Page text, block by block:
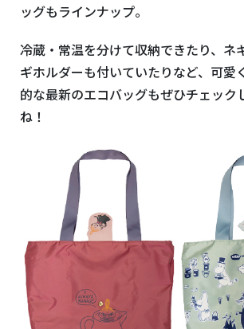
ッグもラインナップ。
冷蔵・常温を分けて収納できたり、ネ
ギホルダーも付いていたりなど、可愛
的な最新のエコバッグもぜひチェック
ね！